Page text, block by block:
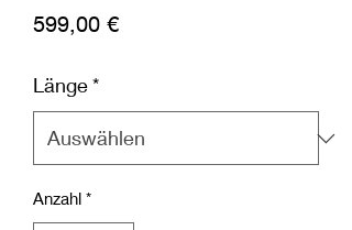
599,00 €Preis
Länge*
Anzahl *